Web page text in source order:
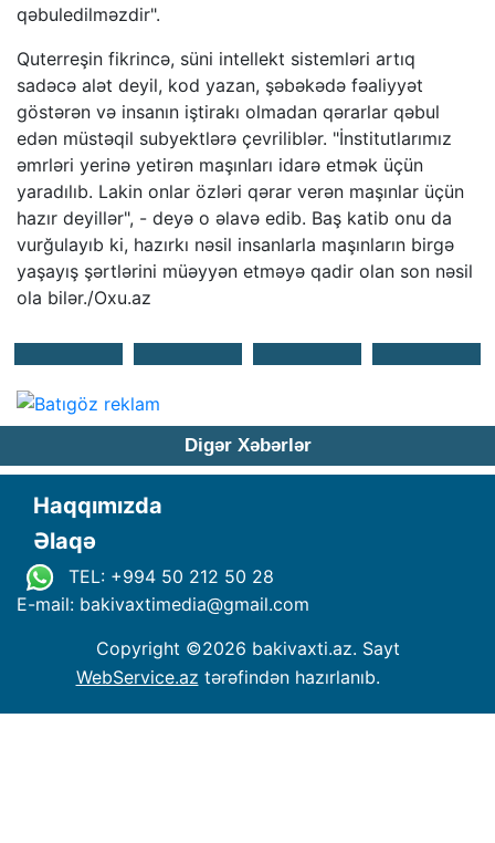
qəbuledilməzdir".
Quterreşin fikrincə, süni intellekt sistemləri artıq
sadəcə alət deyil, kod yazan, şəbəkədə fəaliyyət
göstərən və insanın iştirakı olmadan qərarlar qəbul
edən müstəqil subyektlərə çevriliblər. "İnstitutlarımız
əmrləri yerinə yetirən maşınları idarə etmək üçün
yaradılıb. Lakin onlar özləri qərar verən maşınlar üçün
hazır deyillər", - deyə o əlavə edib. Baş katib onu da
vurğulayıb ki, hazırkı nəsil insanlarla maşınların birgə
yaşayış şərtlərini müəyyən etməyə qadir olan son nəsil
ola bilər./Oxu.az
Digər Xəbərlər
Haqqımızda
Əlaqə
TEL: +994 50 212 50 28
E-mail: bakivaxtimedia@gmail.com
Copyright ©2026 bakivaxti.az. Sayt
WebService.az tərəfindən hazırlanıb.